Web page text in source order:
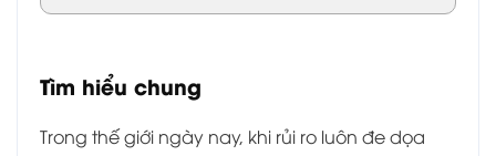
Tìm hiểu chung
Trong thế giới ngày nay, khi rủi ro luôn đe dọa